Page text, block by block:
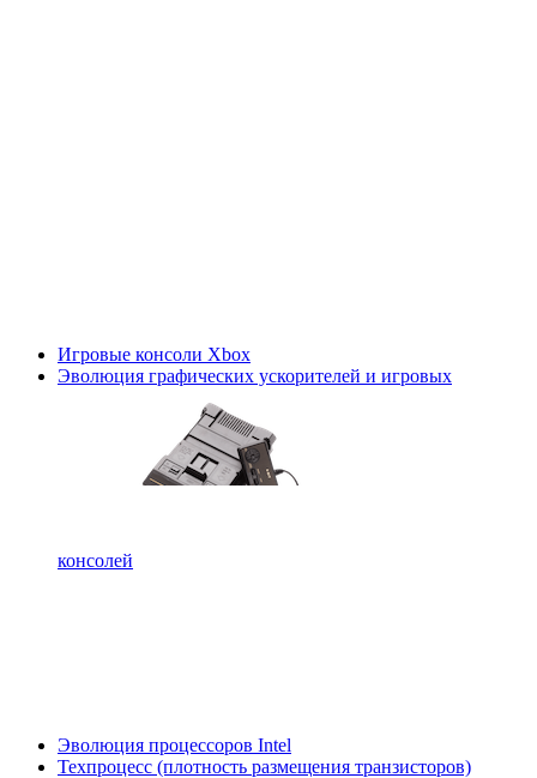
Игровые консоли Xbox
Эволюция графических ускорителей и игровых
консолей
Эволюция процессоров Intel
Техпроцесс (плотность размещения транзисторов)